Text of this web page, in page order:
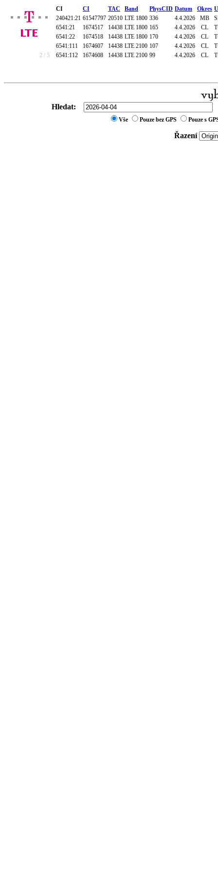
CI CI TAC Band PhysCID Datum Okres
240421:21 61547797 20510 LTE 1800 336 4.4.2026 MB
6541:21
1674517 14438 LTE 1800 165 4.4.2026 CL
6541:22
1674518 14438 LTE 1800 170 4.4.2026 CL
6541:111
1674607 14438 LTE 2100 107 4.4.2026 CL
2 / 5
6541:112 1674608 14438 LTE 2100 99 4.4.2026 CL
Hledat:
Vše Pouze bez GPS Pouze s
Řazení